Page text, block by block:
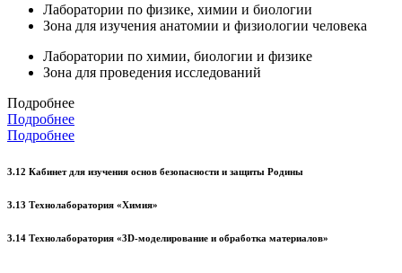
Лаборатории по физике, химии и биологии
Зона для изучения анатомии и физиологии человека
Лаборатории по химии, биологии и физике
Зона для проведения исследований
Подробнее
Подробнее
Подробнее
3.12 Кабинет для изучения основ безопасности и защиты Родины
3.13 Технолаборатория «Химия»
3.14 Технолаборатория «3D-моделирование и обработка материалов»